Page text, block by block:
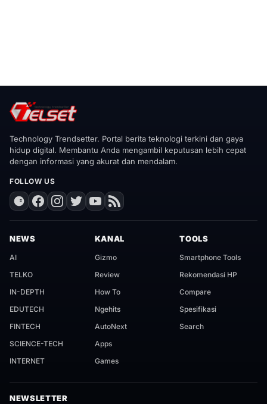
Technology Trendsetter. Portal berita teknologi terkini dan gaya
hidup digital. Membantu Anda mengambil keputusan lebih cepat
dengan informasi yang akurat dan mendalam.
FOLLOW US
NEWS
AI
TELKO
IN-DEPTH
EDUTECH
FINTECH
SCIENCE-TECH
INTERNET
KANAL
Gizmo
Review
How To
Ngehits
AutoNext
Apps
Games
TOOLS
Smartphone Tools
Rekomendasi HP
Compare
Spesifikasi
Search
NEWSLETTER